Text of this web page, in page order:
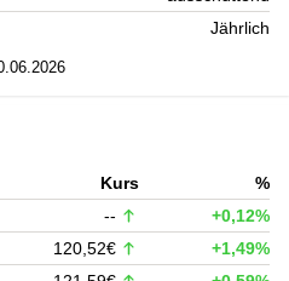
Jährlich
Kurs
%
--
+0,12%
120,52€
+1,49%